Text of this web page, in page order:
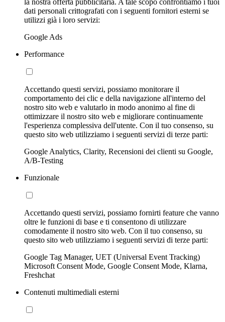
dati personali crittografati con i seguenti fornitori esterni se
utilizzi già i loro servizi:
Google Ads
Performance
Accettando questi servizi, possiamo monitorare il
comportamento dei clic e della navigazione all'interno del
nostro sito web e valutarlo in modo anonimo al fine di
ottimizzare il nostro sito web e migliorare continuamente
l'esperienza complessiva dell'utente. Con il tuo consenso, su
questo sito web utilizziamo i seguenti servizi di terze parti:
Google Analytics, Clarity, Recensioni dei clienti su Google,
A/B-Testing
Funzionale
Accettando questi servizi, possiamo fornirti feature che vanno
oltre le funzioni di base e ti consentono di utilizzare
comodamente il nostro sito web. Con il tuo consenso, su
questo sito web utilizziamo i seguenti servizi di terze parti:
Google Tag Manager, UET (Universal Event Tracking)
Microsoft Consent Mode, Google Consent Mode, Klarna,
Freshchat
Contenuti multimediali esterni